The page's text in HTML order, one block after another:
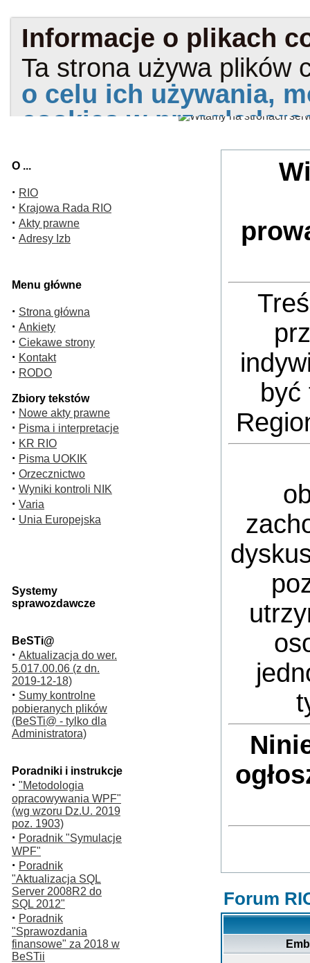
O ...
· RIO
· Krajowa Rada RIO
· Akty prawne
· Adresy Izb
Menu główne
· Strona główna
· Ankiety
· Ciekawe strony
· Kontakt
· RODO
Zbiory tekstów
· Nowe akty prawne
· Pisma i interpretacje
· KR RIO
· Pisma UOKIK
· Orzecznictwo
· Wyniki kontroli NIK
· Varia
· Unia Europejska
Systemy
sprawozdawcze
BeSTi@
· Aktualizacja do wer.
5.017.00.06 (z dn.
2019-12-18)
· Sumy kontrolne
pobieranych plików
(BeSTi@ - tylko dla
Administratora)
Poradniki i instrukcje
· "Metodologia
opracowywania WPF"
(wg wzoru Dz.U. 2019
poz. 1903)
· Poradnik "Symulacje
WPF"
· Poradnik
"Aktualizacja SQL
Server 2008R2 do
SQL 2012"
· Poradnik
"Sprawozdania
finansowe" za 2018 w
BeSTii
Forum